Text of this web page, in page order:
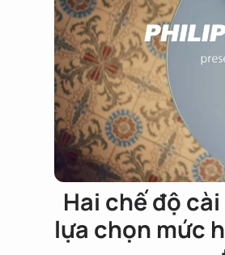
Hai chế độ
lựa chọn mức